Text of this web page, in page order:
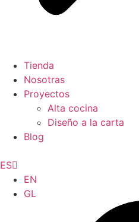
Tienda
Nosotras
Proyectos
Alta cocina
Diseño a la carta
Blog
ES
EN
GL